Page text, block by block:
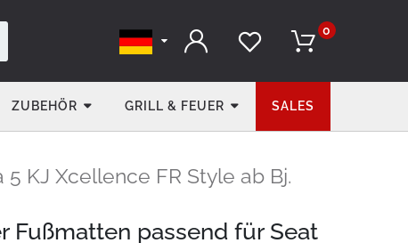
0
ZUBEHÖR GRILL & FEUER SALES
5 KJ Xcellence FR Style ab Bj.
Fußmatten passend für Seat